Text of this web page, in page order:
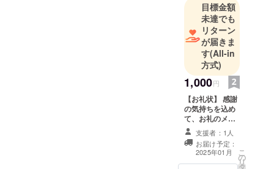
目標金額
未達でも
リターン
が届きま
す(All-in
方式)
1,000円
【お礼状】 感謝
の気持ちを込め
て、お礼のメッ
セージをお送り
します。
支援者：1人
お届け予定：
2025年01月
こ
の
リ